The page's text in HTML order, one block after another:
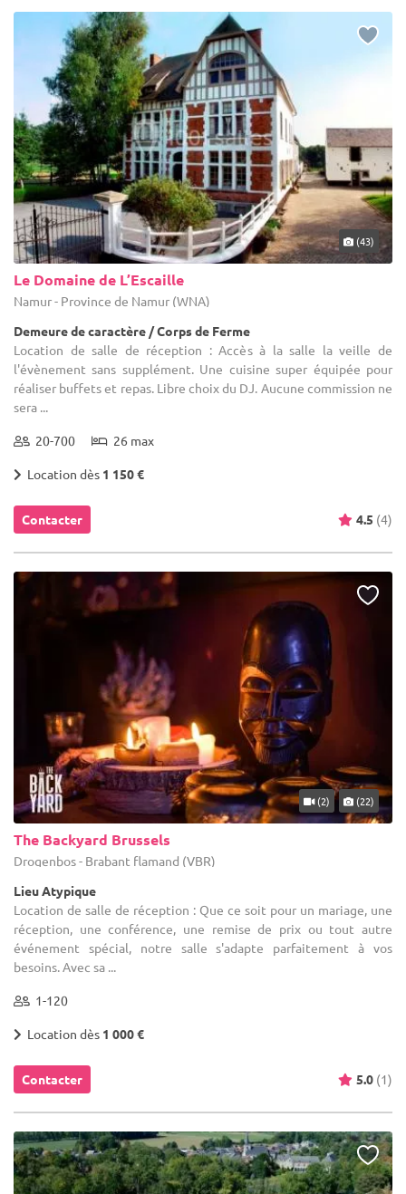
(43)
Le Domaine de L’Escaille
Namur - Province de Namur (WNA)
Demeure de caractère / Corps de Ferme
Location de salle de réception : Accès à la salle la veille de
l'évènement sans supplément. Une cuisine super équipée pour
réaliser buffets et repas. Libre choix du DJ. Aucune commission ne
sera ...
20-700 26 max
Location dès 1 150 €
Contacter 4.5 (4)
(2) (22)
The Backyard Brussels
Drogenbos - Brabant flamand (VBR)
Lieu Atypique
Location de salle de réception : Que ce soit pour un mariage, une
réception, une conférence, une remise de prix ou tout autre
événement spécial, notre salle s'adapte parfaitement à vos
besoins. Avec sa ...
1-120
Location dès 1 000 €
Contacter 5.0 (1)